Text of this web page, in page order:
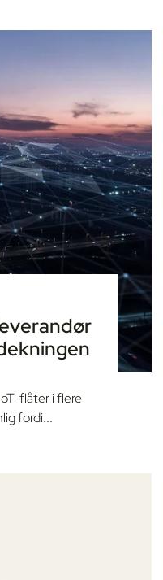
flåter i flere
fordi...